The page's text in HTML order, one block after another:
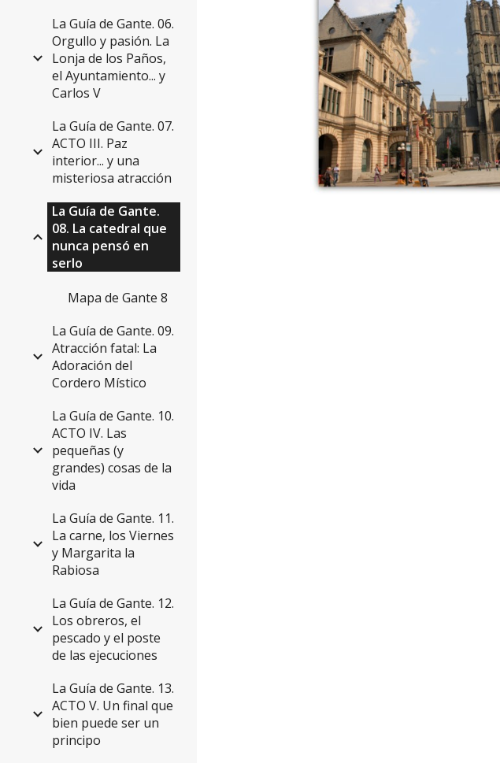
La Guía de Gante. 06.
Orgullo y pasión. La
Lonja de los Paños,
el Ayuntamiento... y
Carlos V
La Guía de Gante. 07.
ACTO III. Paz
interior... y una
misteriosa atracción
La Guía de Gante.
08. La catedral que
nunca pensó en
serlo
Mapa de Gante 8
La Guía de Gante. 09.
Atracción fatal: La
Adoración del
Cordero Místico
La Guía de Gante. 10.
ACTO IV. Las
pequeñas (y
grandes) cosas de la
vida
La Guía de Gante. 11.
La carne, los Viernes
y Margarita la
Rabiosa
La Guía de Gante. 12.
Los obreros, el
pescado y el poste
de las ejecuciones
La Guía de Gante. 13.
ACTO V. Un final que
bien puede ser un
principo